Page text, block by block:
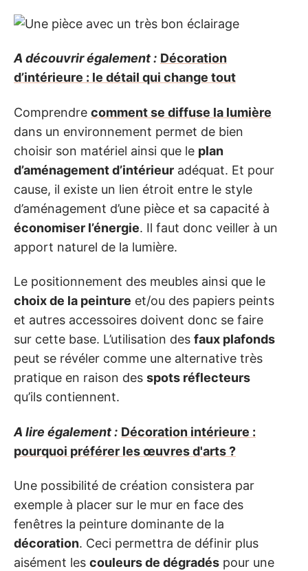
A découvrir également : Décoration
d’intérieure : le détail qui change tout
Comprendre comment se diffuse la lumière
dans un environnement permet de bien
choisir son matériel ainsi que le plan
d’aménagement d’intérieur adéquat. Et pour
cause, il existe un lien étroit entre le style
d’aménagement d’une pièce et sa capacité à
économiser l’énergie. Il faut donc veiller à un
apport naturel de la lumière.
Le positionnement des meubles ainsi que le
choix de la peinture et/ou des papiers peints
et autres accessoires doivent donc se faire
sur cette base. L’utilisation des faux plafonds
peut se révéler comme une alternative très
pratique en raison des spots réflecteurs
qu’ils contiennent.
A lire également : Décoration intérieure :
pourquoi préférer les œuvres d'arts ?
Une possibilité de création consistera par
exemple à placer sur le mur en face des
fenêtres la peinture dominante de la
décoration. Ceci permettra de définir plus
aisément les couleurs de dégradés pour une